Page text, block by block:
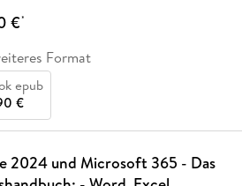
€*
Format
epub
€
2024 und Microsoft 365 - Das